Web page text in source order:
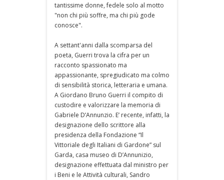
tantissime donne, fedele solo al motto
"non chi più soffre, ma chi più gode
conosce".
A settant'anni dalla scomparsa del
poeta, Guerri trova la cifra per un
racconto spassionato ma
appassionante, spregiudicato ma colmo
di sensibilità storica, letteraria e umana.
A Giordano Bruno Guerri il compito di
custodire e valorizzare la memoria di
Gabriele D’Annunzio. E’ recente, infatti, la
designazione dello scrittore alla
presidenza della Fondazione “Il
Vittoriale degli Italiani di Gardone” sul
Garda, casa museo di D’Annunizio,
designazione effettuata dal ministro per
i Beni e le Attività culturali, Sandro